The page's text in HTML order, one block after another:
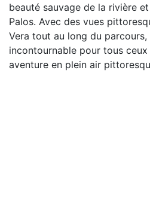
beauté sauvage de la rivière
Palos. Avec des vues
Vera tout au long du
incontournable pour tous
aventure en plein air